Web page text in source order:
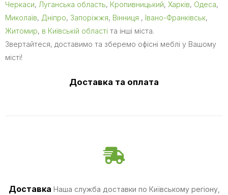
Черкаси, Луганська область, Кропивницький, Харків, Одеса,
Миколаїв, Дніпро, Запоріжжя, Вінниця , Івано-Франківськ,
Житомир, в Київській області та інші міста.
Звертайтеся, доставимо та зберемо офісні меблі у Вашому
місті!
Доставка та оплата
Доставка Наша служба доставки по Київському регіону,